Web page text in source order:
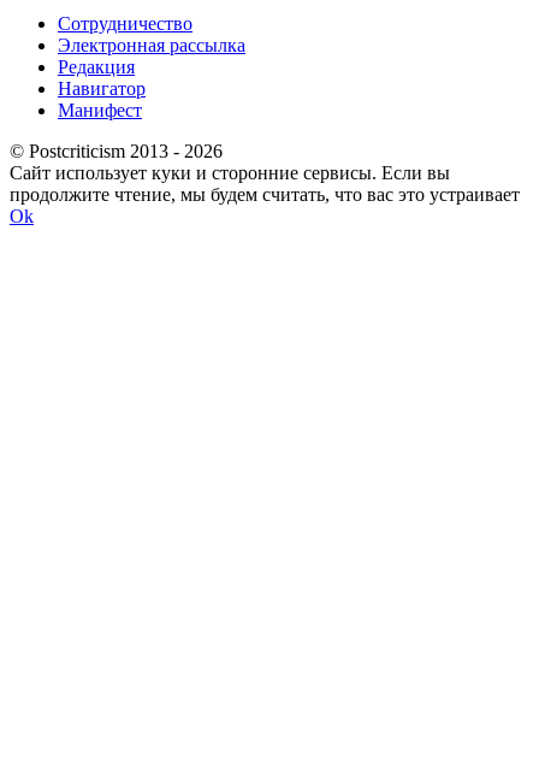
Сотрудничество
Электронная рассылка
Редакция
Навигатор
Манифест
© Postcriticism 2013 - 2026
Сайт использует куки и сторонние сервисы. Если вы
продолжите чтение, мы будем считать, что вас это устраивает
Ok